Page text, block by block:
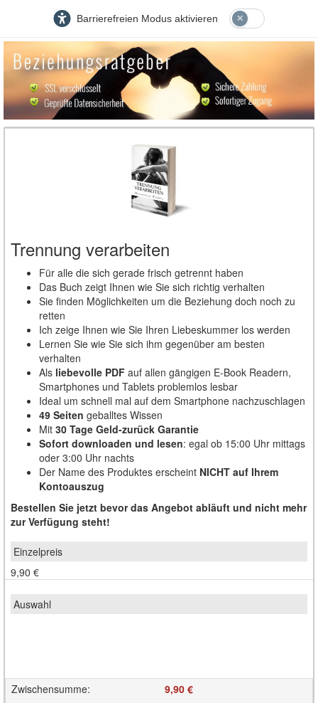
Barrierefreien Modus aktivieren
Trennung verarbeiten
Für alle die sich gerade frisch getrennt haben
Das Buch zeigt Ihnen wie Sie sich richtig verhalten
Sie finden Möglichkeiten um die Beziehung doch noch zu
retten
Ich zeige Ihnen wie Sie Ihren Liebeskummer los werden
Lernen Sie wie Sie sich ihm gegenüber am besten
verhalten
Als liebevolle PDF auf allen gängigen E-Book Readern,
Smartphones und Tablets problemlos lesbar
Ideal um schnell mal auf dem Smartphone nachzuschlagen
49 Seiten geballtes Wissen
Mit 30 Tage Geld-zurück Garantie
Sofort downloaden und lesen: egal ob 15:00 Uhr mittags
oder 3:00 Uhr nachts
Der Name des Produktes erscheint NICHT auf Ihrem
Kontoauszug
Bestellen Sie jetzt bevor das Angebot abläuft und nicht mehr
zur Verfügung steht!
9,90 €
Zwischensumme: 9,90 €